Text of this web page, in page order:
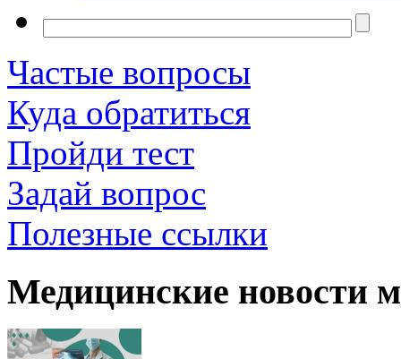
Частые вопросы
Куда обратиться
Пройди тест
Задай вопрос
Полезные ссылки
Медицинские новости